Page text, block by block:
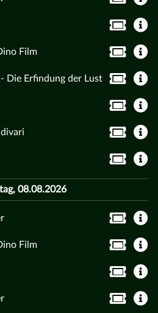
Film
Die Erfindung der Lust
08.08.2026
Film